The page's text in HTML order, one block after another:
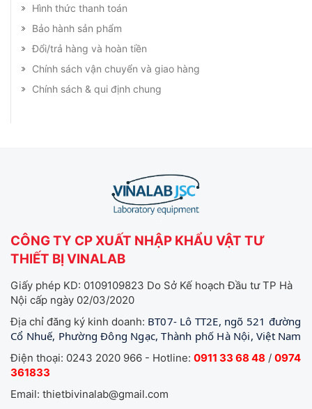
Hình thức thanh toán
Bảo hành sản phẩm
Đổi/trả hàng và hoàn tiền
Chính sách vận chuyển và giao hàng
Chính sách & qui định chung
CÔNG TY CP XUẤT NHẬP KHẨU VẬT TƯ
THIẾT BỊ VINALAB
Giấy phép KD: 0109109823 Do Sở Kế hoạch Đầu tư TP Hà
Nội cấp ngày 02/03/2020
Địa chỉ đăng ký kinh doanh: BT07- Lô TT2E, ngõ 521 đường
Cổ Nhuế, Phường Đông Ngạc, Thành phố Hà Nội, Việt Nam
Điện thoại: 0243 2020 966 - Hotline: 0911 33 68 48 / 0974
361833
Email: thietbivinalab@gmail.com